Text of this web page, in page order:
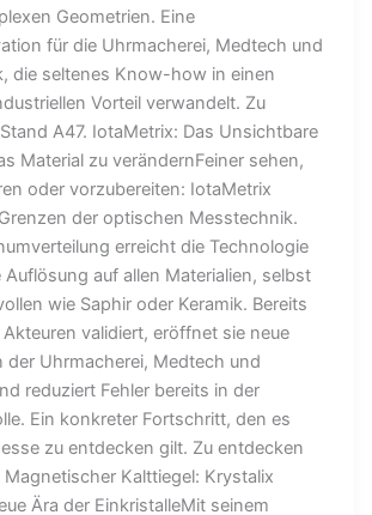
Geometrien. Eine
für die Uhrmacherei, Medtech und
die seltenes Know-how in einen
Vorteil verwandelt. Zu
A47. IotaMetrix: Das Unsichtbare
Material zu verändernFeiner sehen,
oder vorzubereiten: IotaMetrix
der optischen Messtechnik.
erreicht die Technologie
auf allen Materialien, selbst
wie Saphir oder Keramik. Bereits
validiert, eröffnet sie neue
der Uhrmacherei, Medtech und
reduziert Fehler bereits in der
Ein konkreter Fortschritt, den es
zu entdecken gilt. Zu entdecken
Magnetischer Kalttiegel: Krystalix
Ära der EinkristalleMit seinem